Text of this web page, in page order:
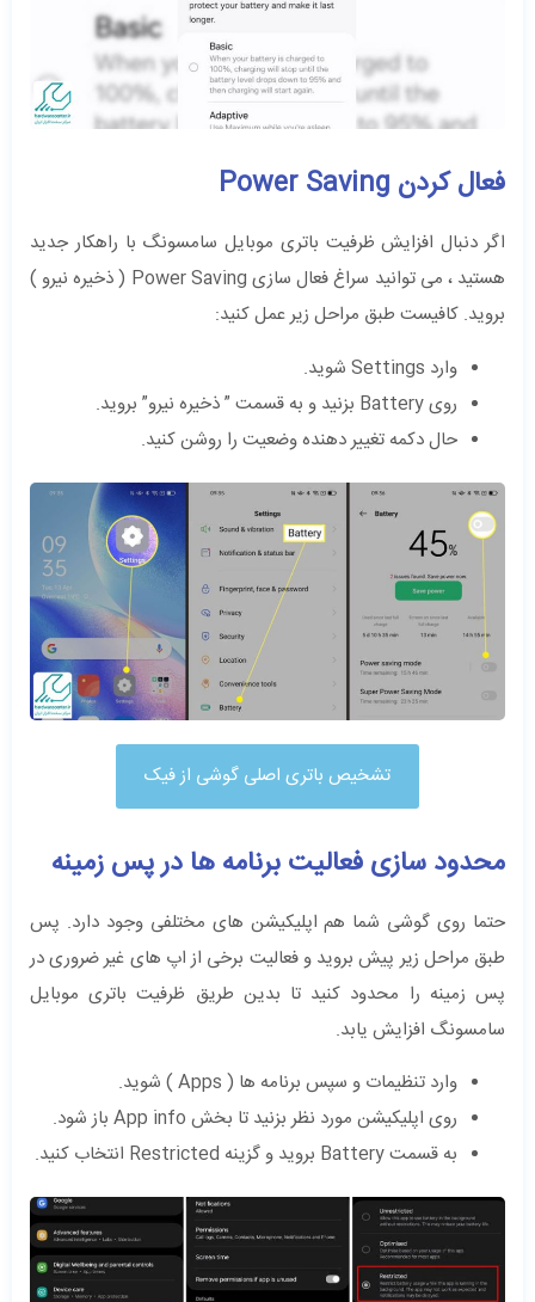
فعال کردن Power Saving
اگر دنبال افزایش ظرفیت باتری موبایل سامسونگ با راهکار جدید
هستید ، می توانید سراغ فعال سازی Power Saving ( ذخیره نیرو )
بروید. کافیست طبق مراحل زیر عمل کنید:
وارد Settings شوید.
روی Battery بزنید و به قسمت ” ذخیره نیرو” بروید.
حال دکمه تغییر دهنده وضعیت را روشن کنید.
تشخیص باتری اصلی گوشی از فیک
محدود سازی فعالیت برنامه ها در پس زمینه
حتما روی گوشی شما هم اپلیکیشن های مختلفی وجود دارد. پس
طبق مراحل زیر پیش بروید و فعالیت برخی از اپ های غیر ضروری در
پس زمینه را محدود کنید تا بدین طریق ظرفیت باتری موبایل
سامسونگ افزایش یابد.
وارد تنظیمات و سپس برنامه ها ( Apps ) شوید.
روی اپلیکیشن مورد نظر بزنید تا بخش App info باز شود.
به قسمت Battery بروید و گزینه Restricted انتخاب کنید.